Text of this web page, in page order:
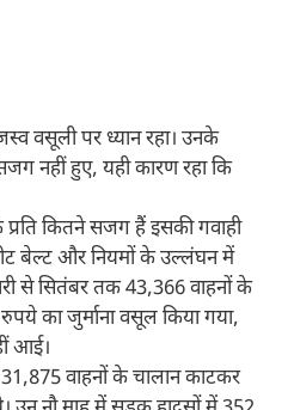
वसूली पर ध्यान रहा। उनके
नहीं हुए, यही कारण रहा कि
कितने सजग हैं इसकी गवाही
बेल्ट और नियमों के उल्लंघन में
से सितंबर तक 43,366 वाहनों के
का जुर्माना वसूल किया गया,
आई।
वाहनों के चालान काटकर